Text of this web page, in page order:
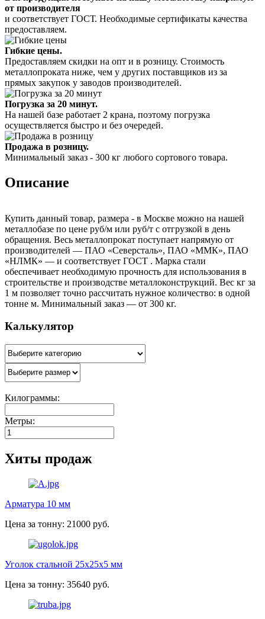
от производителя
и соответствует ГОСТ. Необходимые сертификаты качества
предоставляем.
Гибкие цены.
Предоставляем скидки на опт и в розницу. Стоимость
металлопроката ниже, чем у других поставщиков из за
прямых закупок у заводов производителей.
Погрузка за 20 минут.
На нашей базе работает 2 крана, поэтому погрузка
осуществляется быстро и без очередей.
Продажа в розницу.
Минимальный заказ - 300 кг любого сортового товара.
Описание
Купить данный товар, размера - в Москве можно на нашей
металлобазе по цене руб/м или руб/т с отгрузкой в день
обращения. Весь металлопрокат поступает напрямую от
производителей — ПАО «Северсталь», ПАО «ММК», ПАО
«НЛМК» — и соответствует ГОСТ . Марка стали
обеспечивает необходимую прочность для использования в
строительстве и производстве металлоконструкций. Вес кг за
1 м позволяет точно рассчитать нужное количество: в одной
тонне м. Минимальный заказ — от 300 кг.
Калькулятор
Килограммы:
Метры:
Хиты продаж
Арматура 10 мм
Цена за тонну: 21000 руб.
Уголок стальной 25х25х5 мм
Цена за тонну: 35640 руб.